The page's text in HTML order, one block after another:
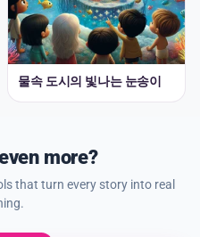
물속 도시의 빛나는 눈송이
more?
that turn every story into real